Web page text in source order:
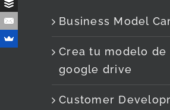
Business Model
Crea tu modelo de
google drive
Customer